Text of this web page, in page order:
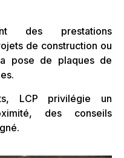
des prestations
de construction ou
pose de plaques de
LCP privilégie un
des conseils